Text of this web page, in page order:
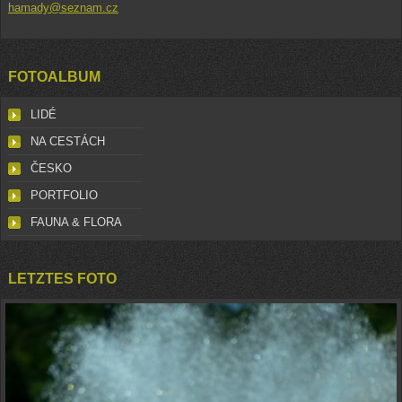
hamady@seznam.cz
FOTOALBUM
LIDÉ
NA CESTÁCH
ČESKO
PORTFOLIO
FAUNA & FLORA
LETZTES FOTO